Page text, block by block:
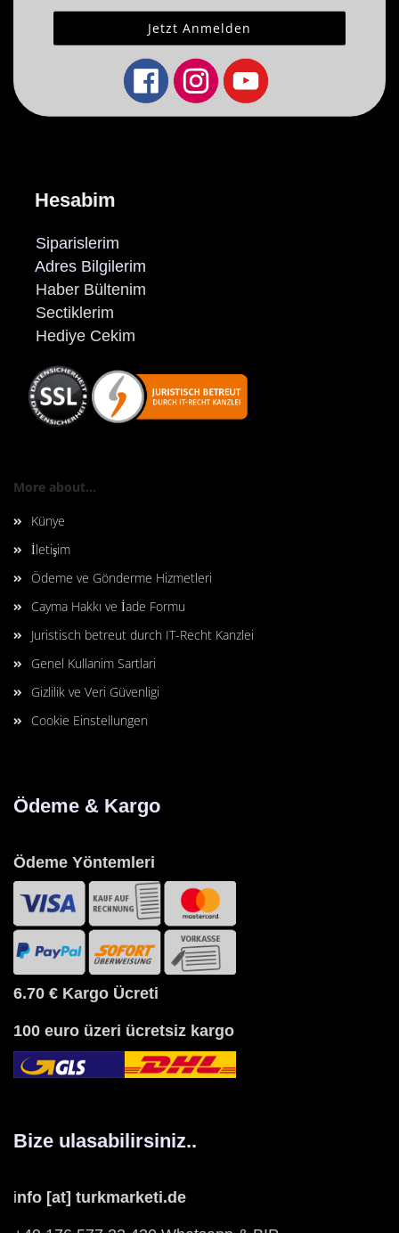
Hesabim
Siparislerim
Adres Bilgilerim
Haber Bültenim
Sectiklerim
Hediye Cekim
More about...
Künye
İletişim
Ödeme ve Gönderme Hizmetleri
Cayma Hakkı ve İade Formu
Juristisch betreut durch IT-Recht Kanzlei
Genel Kullanim Sartlari
Gizlilik ve Veri Güvenligi
Cookie Einstellungen
Ödeme & Kargo
Ödeme Yöntemleri
6.70 € Kargo Ücreti
100 euro üzeri ücretsiz kargo
Bize ulasabilirsiniz..
info [at] turkmarketi.de